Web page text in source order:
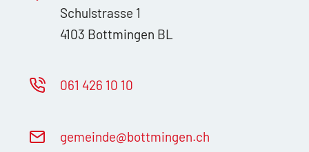
Schulstrasse 1
4103 Bottmingen BL
061 426 10 10
g m nd b ttm ng n ch